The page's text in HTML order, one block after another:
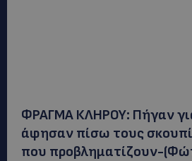
ΦΡΑΓΜΑ ΚΛΗΡΟΥ: Πήγαν
άφησαν πίσω τους
που προβληματίζουν-